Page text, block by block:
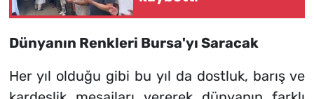
Dünyanın Renkleri Bursa'yı Saracak
Her yıl olduğu gibi bu yıl da dostluk, barış ve